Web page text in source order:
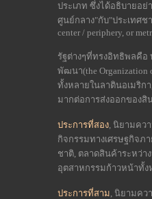
ประเภท ซึ่งได้อธิบายอ
ศูนย์กลาง"กับ"ประเทศช
center / periphery, or
รัฐต่างๆที่ทรงอิทธิพลคือ
พัฒนา(the Organization
ทั้งหลายในลาตินอเมริกา
มากต่อการส่งออกของสิ
ประการที่สอง, นิยามคว
กิจกรรมทางเศรษฐกิจภ
ชาติ, ตลาดสินค้าระหว่า
อุตสาหกรรมก้าวหน้าทั้ง
ประการที่สาม, นิยามคว